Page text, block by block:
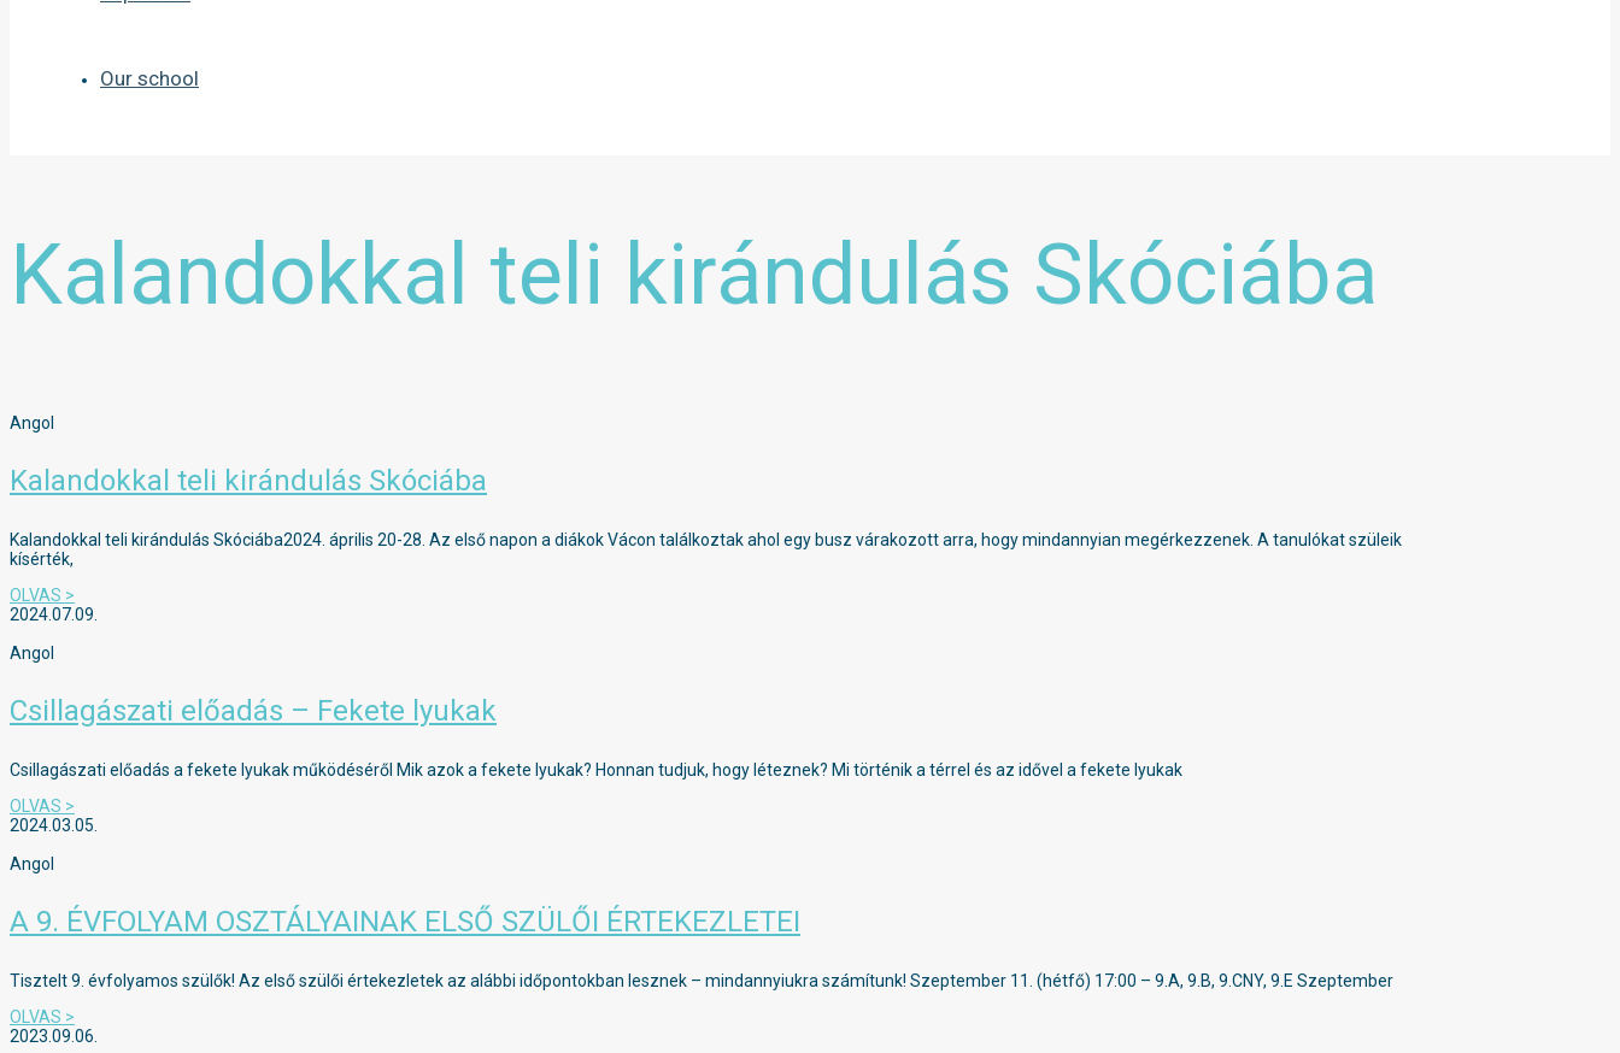
Our school
Kalandokkal teli kirándulás Skóciába
Angol
Kalandokkal teli kirándulás Skóciába
Kalandokkal teli kirándulás Skóciába2024. április 20-28. Az első napon a diákok Vácon találkoztak ahol egy busz várakozott arra, hogy mindannyian megérkezzenek. A tanulókat szüleik
kísérték,
OLVAS >
2024.07.09.
Angol
Csillagászati előadás – Fekete lyukak
Csillagászati előadás a fekete lyukak működéséről Mik azok a fekete lyukak? Honnan tudjuk, hogy léteznek? Mi történik a térrel és az idővel a fekete lyukak
OLVAS >
2024.03.05.
Angol
A 9. ÉVFOLYAM OSZTÁLYAINAK ELSŐ SZÜLŐI ÉRTEKEZLETEI
Tisztelt 9. évfolyamos szülők! Az első szülői értekezletek az alábbi időpontokban lesznek – mindannyiukra számítunk! Szeptember 11. (hétfő) 17:00 – 9.A, 9.B, 9.CNY, 9.E Szeptember
OLVAS >
2023.09.06.